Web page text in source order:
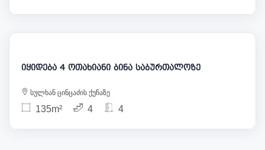
186 000
იყიდება 4 ოთახიანი ბინა საბურთალოზე
სულხან ცინცაძის ქუჩაზე
135m² 4 4